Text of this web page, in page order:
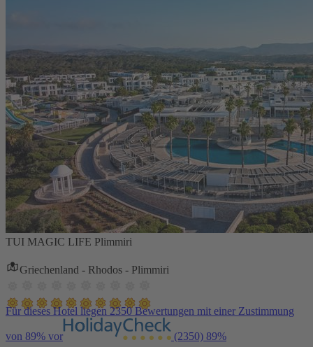
TUI MAGIC LIFE Plimmiri
Griechenland - Rhodos - Plimmiri
Für dieses Hotel liegen 2350 Bewertungen mit einer Zustimmung
von 89% vor (2350) 89%